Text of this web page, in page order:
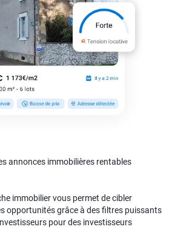
annonces immobilières rentables
immobilier vous permet de cibler
opportunités grâce à des filtres puissants
pour des investisseurs